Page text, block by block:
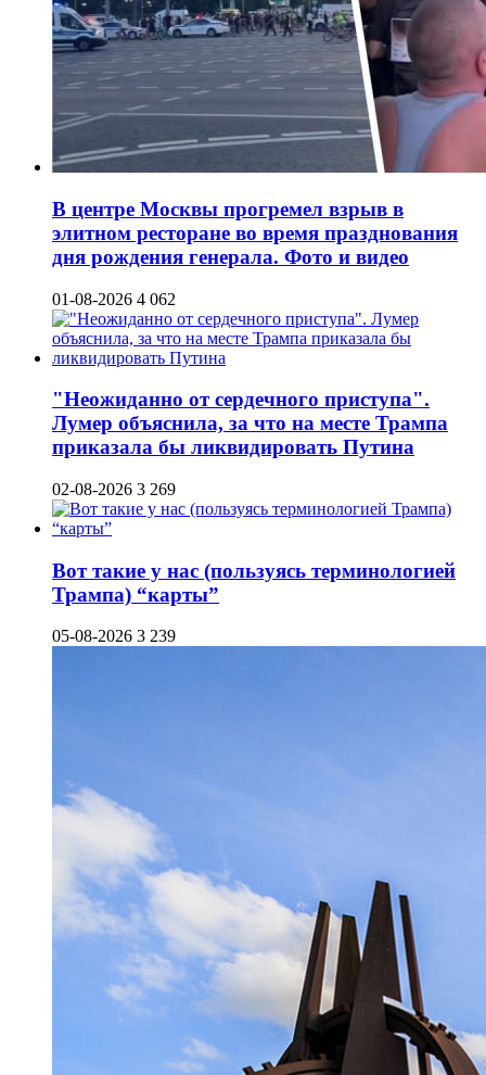
В центре Москвы прогремел взрыв в
элитном ресторане во время празднования
дня рождения генерала. Фото и видео
01-08-2026 4 062
"Неожиданно от сердечного приступа".
Лумер объяснила, за что на месте Трампа
приказала бы ликвидировать Путина
02-08-2026 3 269
Вот такие у нас (пользуясь терминологией
Трампа) “карты”
05-08-2026 3 239